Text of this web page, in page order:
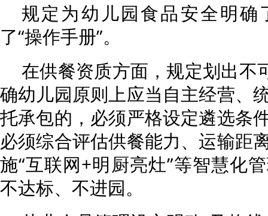
规定为幼儿园食品安全明确
了“操作手册”。
在供餐资质方面，规定划出不
确幼儿园原则上应当自主经营、
托承包的，必须严格设定遴选条
必须综合评估供餐能力、运输距
施“互联网+明厨亮灶”等智慧化
不达标、不进园。